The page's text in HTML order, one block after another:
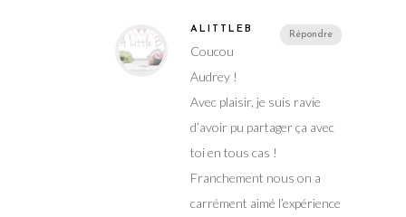
Répondre
ALITTLEB
Coucou
Audrey !
Avec plaisir, je suis ravie
d’avoir pu partager ça avec
toi en tous cas !
Franchement nous on a
carrément aimé l’expérience